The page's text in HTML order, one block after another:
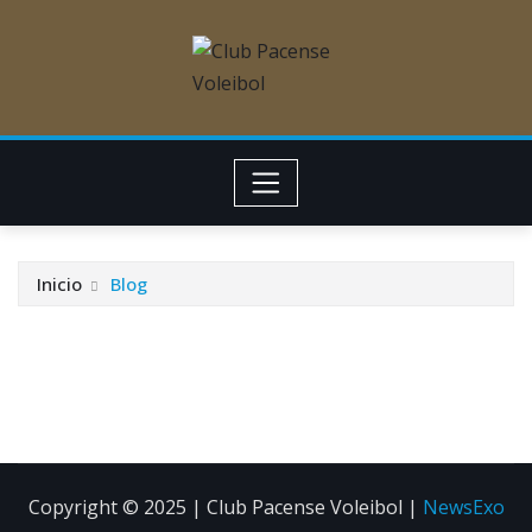
Inicio Blog
Copyright © 2025 | Club Pacense Voleibol | NewsExo